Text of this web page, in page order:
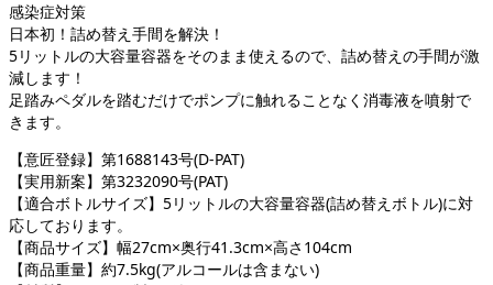
感染症対策
日本初！詰め替え手間を解決！
5リットルの大容量容器をそのまま使えるので、詰め替えの手間が激
減します！
足踏みペダルを踏むだけでポンプに触れることなく消毒液を噴射で
きます。
【意匠登録】第1688143号(D-PAT)
【実用新案】第3232090号(PAT)
【適合ボトルサイズ】5リットルの大容量容器(詰め替えボトル)に対
応しております。
【商品サイズ】幅27cm×奥行41.3cm×高さ104cm
【商品重量】約7.5kg(アルコールは含まない)